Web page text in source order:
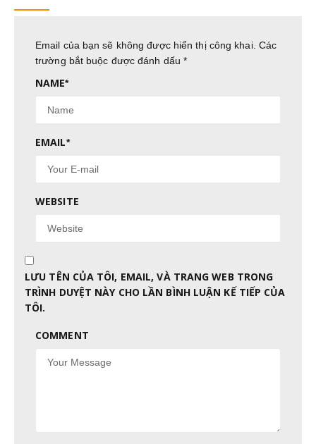
Email của bạn sẽ không được hiển thị công khai. Các
trường bắt buộc được đánh dấu*
NAME*
EMAIL*
WEBSITE
LƯU TÊN CỦA TÔI, EMAIL, VÀ TRANG WEB TRONG
TRÌNH DUYỆT NÀY CHO LẦN BÌNH LUẬN KẾ TIẾP CỦA
TÔI.
COMMENT